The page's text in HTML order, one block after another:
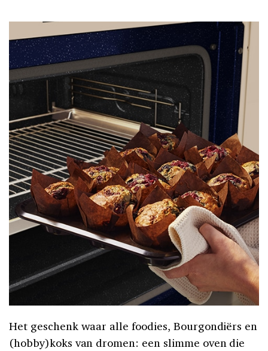
Het geschenk waar alle foodies, Bourgondiërs en
(hobby)koks van dromen: een slimme oven die